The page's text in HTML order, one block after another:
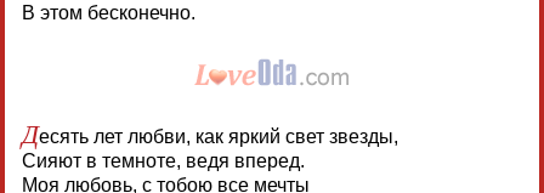
В этом бесконечно.
Десять лет любви, как яркий свет звезды,
Сияют в темноте, ведя вперед.
Моя любовь, с тобою все мечты